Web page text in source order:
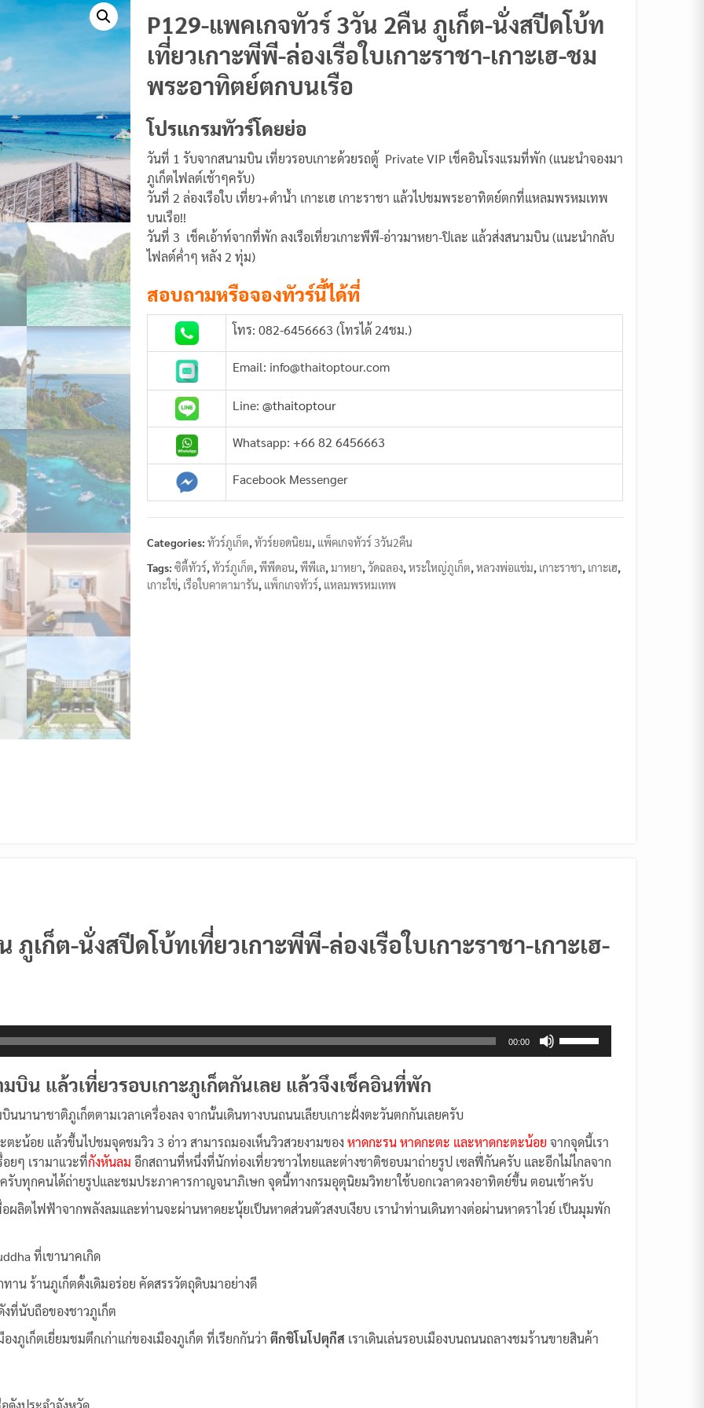
P129-แพคเกจทัวร์ 3วัน 2คืน ภูเก็ต-นั่งสปีดโบ้ท
เที่ยวเกาะพีพี-ล่องเรือใบเกาะราชา-เกาะเฮ-ชม
พระอาทิตย์ตกบนเรือ
โปรแกรมทัวร์โดยย่อ
วันที่ 1 รับจากสนามบิน เที่ยวรอบเกาะด้วยรถตู้ Private VIP เช็คอินโรงแรมที่พัก (แนะนำจองมา
ภูเก็ตไฟลต์เช้าๆครับ)
วันที่ 2 ล่องเรือใบ เที่ยว+ดำน้ำ เกาะเฮ เกาะราชา แล้วไปชมพระอาทิตย์ตกที่แหลมพรหมเทพ
บนเรือ!!
วันที่ 3 เช็คเอ้าท์จากที่พัก ลงเรือเที่ยวเกาะพีพี-อ่าวมาหยา-ปิเละ แล้วส่งสนามบิน (แนะนำกลับ
ไฟลต์ค่ำๆ หลัง 2 ทุ่ม)
สอบถามหรือจองทัวร์นี้ได้ที่
โทร: 082-6456663 (โทรได้ 24ชม.)
Email: info@thaitoptour.com
Line:@thaitoptour
Whatsapp: +66 82 6456663
Facebook Messenger
Categories:ทัวร์ภูเก็ต ,ทัวร์ยอดนิยม แพ็คเกจทัวร์ 3วัน2คืน
Tags:ซิตี้ทัวร์ ,ทัวร์ภูเก็ต ,พีพีดอน ,พีพีเล ,มาหยา ,วัดฉลอง ,หระใหญ่ภูเก็ต ,หลวงพ่อแช่ม เกาะราชา เกาะเฮ
เกาะใข่ เรือใบคาตามารัน แพ็กเกจทัวร์ แหลมพรหมเทพ
เก็ต-นั่งสปีดโบ้ทเที่ยวเกาะพีพี-ล่องเรือใบเกาะราชา-เกาะเฮ-
00:00
Up/Down
increase
or
decrease
บิน แล้วเที่ยวรอบเกาะภูเก็ตกันเลย แล้วจึงเช็คอินที่พัก
นานาชาติภูเก็ตตามเวลาเครื่องลง จากนั้นเดินทางบนถนนเลียบเกาะฝั่งตะวันตกกันเลยครับ
ะน้อย แล้วขึ้นไปชมจุดชมวิว 3 อ่าว สามารถมองเห็นวิวสวยงามของ หาดกะรน หาดกะตะ และหาดกะตะน้อย จากจุดนี้เรา
ยๆ เรามาแวะที่กังหันลม อีกสถานที่หนึ่งที่นักท่องเที่ยวชาวไทยและต่างชาติชอบมาถ่ายรูป เซลฟี่กันครับ และอีกไม่ไกลจาก
รับทุกคนได้ถ่ายรูปและชมประภาคารกาญจนาภิเษก จุดนี้ทางกรมอุตุนิยมวิทยาใช้บอกเวลาดวงอาทิตย์ขึ้น ตอนเช้าครับ
ลิตไฟฟ้าจากพลังลมและท่านจะผ่านหาดยะนุ้ยเป็นหาดส่วนตัวสงบเงียบ เรานำท่านเดินทางต่อผ่านหาดราไวย์ เป็นมุมพัก
ที่เขานาคเกิด
าน ร้านภูเก็ตดั้งเดิมอร่อย คัดสรรวัตถุดิบมาอย่างดี
ที่นับถือของชาวภูเก็ต
ภูเก็ตเยี่ยมชมตึกเก่าแก่ของเมืองภูเก็ต ที่เรียกกันว่า ตึกชิโนโปตุกีส เราเดินเล่นรอบเมืองบนถนนถลางชมร้านขายสินค้า